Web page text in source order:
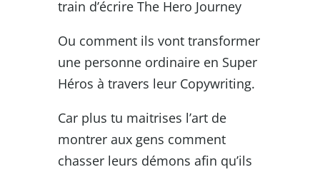
train d’écrire The Hero Journey
Ou comment ils vont transformer
une personne ordinaire en Super
Héros à travers leur Copywriting.
Car plus tu maitrises l’art de
montrer aux gens comment
chasser leurs démons afin qu’ils